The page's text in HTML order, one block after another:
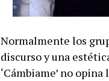
Normalmente los
discurso y una
‘Cámbiame’ no